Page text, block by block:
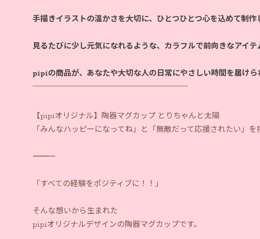
手描きイラストの温かさを大切に、ひとつひとつ心を込めて制作
見るたびに少し元気になれるような、カラフルで前向きなアイテ
pipiの商品が、あなたや大切な人の日常にやさしい時間を届け
【pipiオリジナル】陶器マグカップ とりちゃんと太陽
「みんなハッピーになってね」と「無敵だって応援されたい」を
―――――――――――
「すべての経験をポジティブに！！」
そんな想いから生まれた
pipiオリジナルデザインの陶器マグカップです。